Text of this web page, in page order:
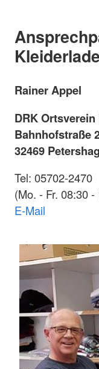
Rainer Appel
DRK Ortsverein
Bahnhofstraße
32469
Tel: 05702-2470
(Mo. - Fr. 08:30
E-Mail